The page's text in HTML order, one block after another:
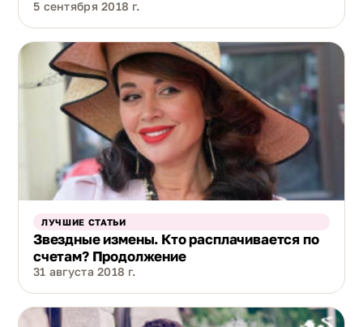
5 сентября 2018 г.
ЛУЧШИЕ СТАТЬИ
Звездные измены. Кто расплачивается по
счетам? Продолжение
31 августа 2018 г.